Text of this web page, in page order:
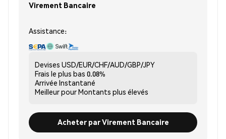
Virement Bancaire
Assistance:
Devises USD/EUR/CHF/AUD/GBP/JPY
Frais le plus bas 0.08%
Arrivée Instantané
Meilleur pourMontants plus élevés
Acheter par Virement Bancaire